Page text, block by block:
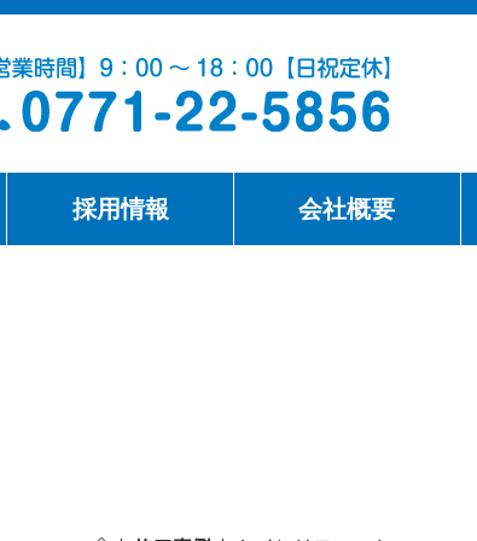
採用情報 会社概要